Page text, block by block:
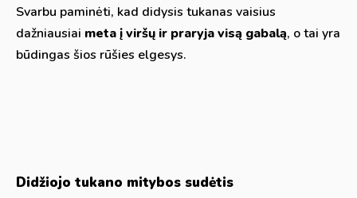
Svarbu paminėti, kad didysis tukanas vaisius
dažniausiai meta į viršų ir praryja visą gabalą, o tai yra
būdingas šios rūšies elgesys.
Didžiojo tukano mitybos sudėtis